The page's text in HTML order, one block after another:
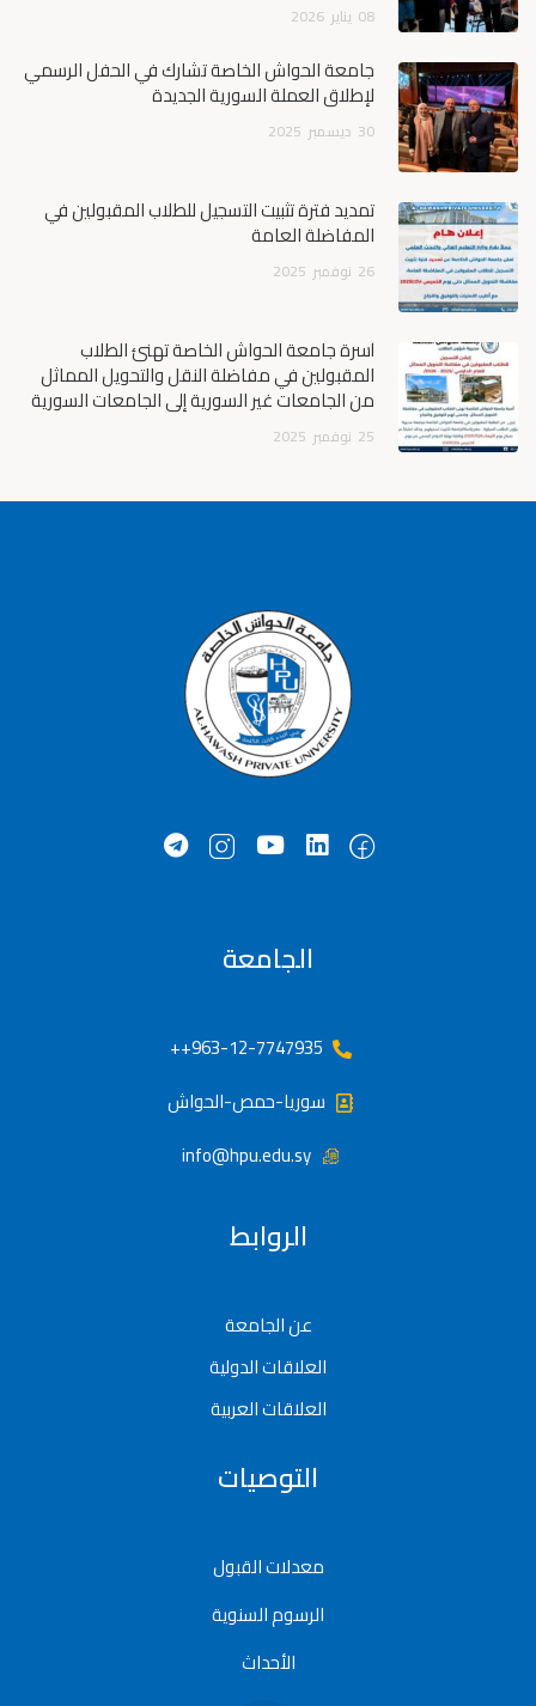
08 يناير 2026
جامعة الحواش الخاصة تشارك في الحفل الرسمي
لإطلاق العملة السورية الجديدة
30 ديسمبر 2025
تمديد فترة تثبيت التسجيل للطلاب المقبولين في
المفاضلة العامة
26 نوفمبر 2025
أسرة جامعة الحواش الخاصة تهنئ الطلاب
المقبولين في مفاضلة النقل والتحويل المماثل
من الجامعات غير السورية إلى الجامعات السورية
25 نوفمبر 2025
الجامعة
963-12-7747935++
سوريا-حمص-الحواش
info@hpu.edu.sy
الروابط
عن الجامعة
العلاقات الدولية
العلاقات العربية
التوصيات
معدلات القبول
الرسوم السنوية
الأحداث